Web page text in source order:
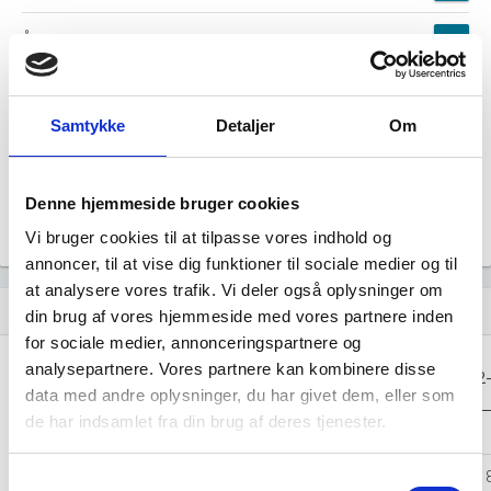
Samtykke Detaljer Om
Denne hjemmeside bruger cookies
Vi bruger cookies til at tilpasse vores indhold og
annoncer, til at vise dig funktioner til sociale medier og til
at analysere vores trafik. Vi deler også oplysninger om
din brug af vores hjemmeside med vores partnere inden
for sociale medier, annonceringspartnere og
analysepartnere. Vores partnere kan kombinere disse
data med andre oplysninger, du har givet dem, eller som
de har indsamlet fra din brug af deres tjenester.
Årsrapporten 2024-09
Årsrapporten 2023-09 file_download
Årsrapporten 2022-09 file_download
Årsrapporten 2021-09
assignment Regnskaber
Resultat i 1000
DKK
2025-09 2024-09 2023-09
Nettoomsætning - -